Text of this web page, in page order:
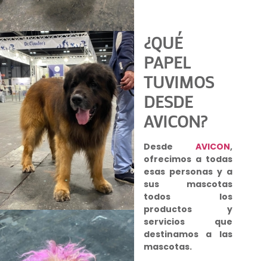
¿QUÉ
PAPEL
TUVIMOS
DESDE
AVICON?
Desde AVICON,
ofrecimos a todas
esas personas y a
sus mascotas
todos los
productos y
servicios que
destinamos a las
mascotas.